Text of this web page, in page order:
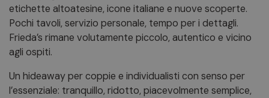
etichette altoatesine, icone italiane e nuove scoperte.
Pochi tavoli, servizio personale, tempo per i dettagli.
Frieda’s rimane volutamente piccolo, autentico e vicino
agli ospiti.
Un hideaway per coppie e individualisti con senso per
l’essenziale: tranquillo, ridotto, piacevolmente semplice,